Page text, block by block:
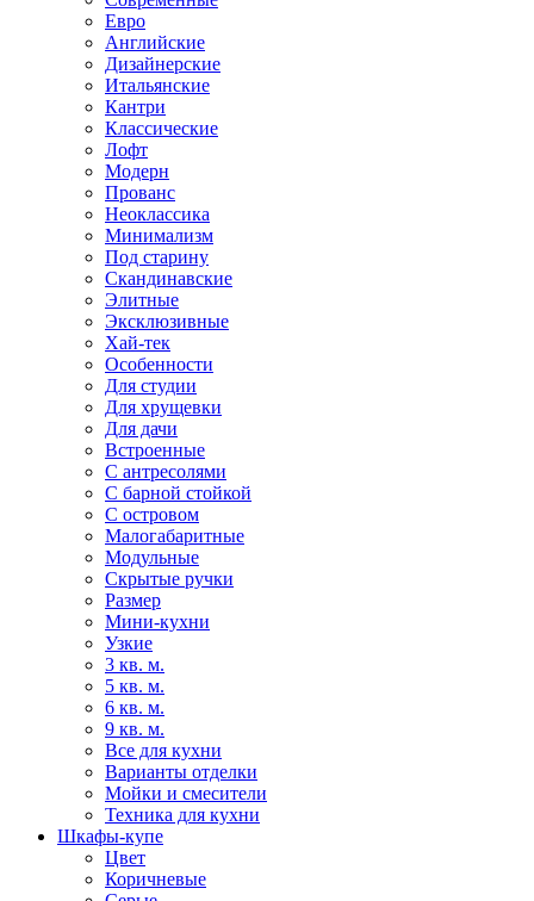
Евро
Английские
Дизайнерские
Итальянские
Кантри
Классические
Лофт
Модерн
Прованс
Неоклассика
Минимализм
Под старину
Скандинавские
Элитные
Эксклюзивные
Хай-тек
Особенности
Для студии
Для хрущевки
Для дачи
Встроенные
С антресолями
С барной стойкой
С островом
Малогабаритные
Модульные
Скрытые ручки
Размер
Мини-кухни
Узкие
3 кв. м.
5 кв. м.
6 кв. м.
9 кв. м.
Все для кухни
Варианты отделки
Мойки и смесители
Техника для кухни
Шкафы-купе
Цвет
Коричневые